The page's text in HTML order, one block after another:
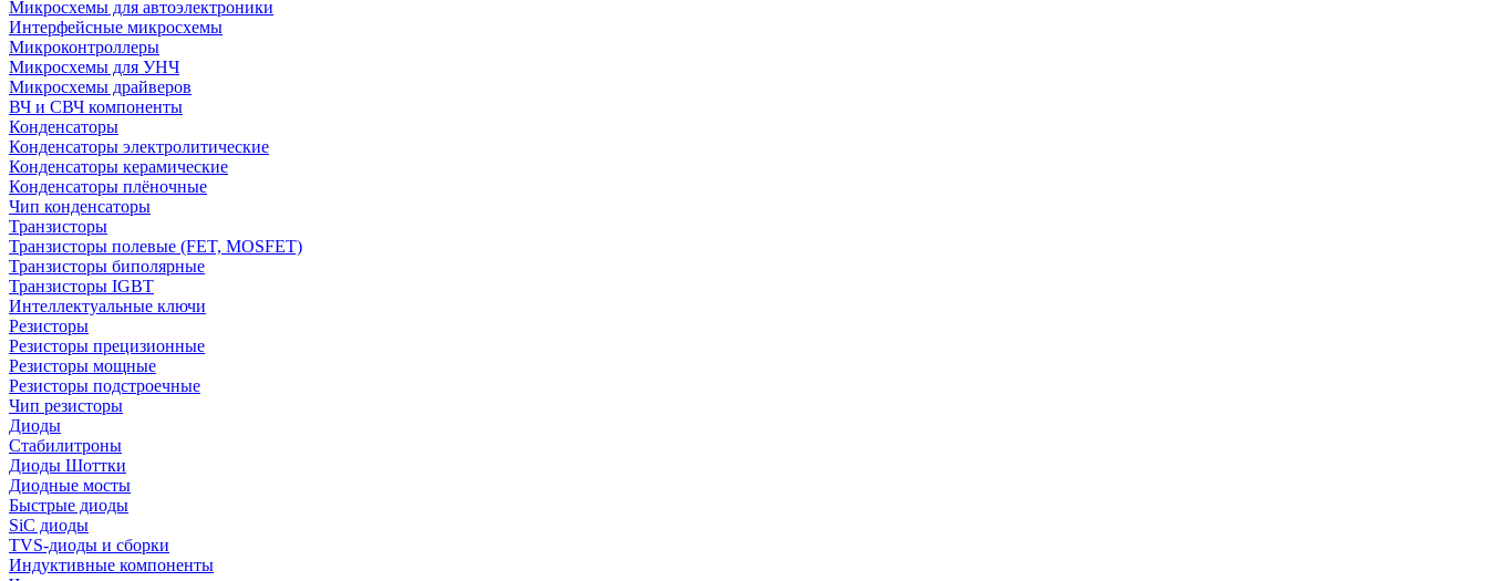
Микросхемы для автоэлектроники
Интерфейсные микросхемы
Микроконтроллеры
Микросхемы для УНЧ
Микросхемы драйверов
ВЧ и СВЧ компоненты
Конденсаторы
Конденсаторы электролитические
Конденсаторы керамические
Конденсаторы плёночные
Чип конденсаторы
Транзисторы
Транзисторы полевые (FET, MOSFET)
Транзисторы биполярные
Транзисторы IGBT
Интеллектуальные ключи
Резисторы
Резисторы прецизионные
Резисторы мощные
Резисторы подстроечные
Чип резисторы
Диоды
Стабилитроны
Диоды Шоттки
Диодные мосты
Быстрые диоды
SiC диоды
TVS-диоды и сборки
Индуктивные компоненты